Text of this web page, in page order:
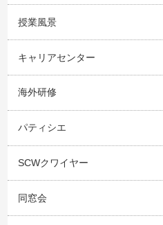
授業風景
キャリアセンター
海外研修
パティシエ
SCWクワイヤー
同窓会